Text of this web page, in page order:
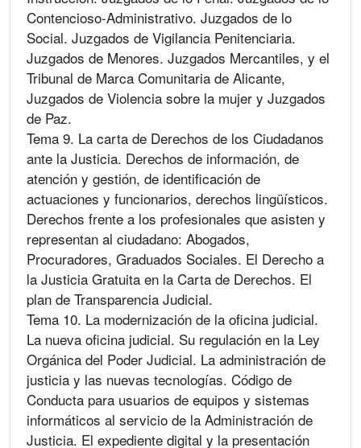
Contencioso-Administrativo. Juzgados de lo
Social. Juzgados de Vigilancia Penitenciaria.
Juzgados de Menores. Juzgados Mercantiles, y el
Tribunal de Marca Comunitaria de Alicante,
Juzgados de Violencia sobre la mujer y Juzgados
de Paz.
Tema 9. La carta de Derechos de los Ciudadanos
ante la Justicia. Derechos de información, de
atención y gestión, de identificación de
actuaciones y funcionarios, derechos lingüísticos.
Derechos frente a los profesionales que asisten y
representan al ciudadano: Abogados,
Procuradores, Graduados Sociales. El Derecho a
la Justicia Gratuita en la Carta de Derechos. El
plan de Transparencia Judicial.
Tema 10. La modernización de la oficina judicial.
La nueva oficina judicial. Su regulación en la Ley
Orgánica del Poder Judicial. La administración de
justicia y las nuevas tecnologías. Código de
Conducta para usuarios de equipos y sistemas
informáticos al servicio de la Administración de
Justicia. El expediente digital y la presentación